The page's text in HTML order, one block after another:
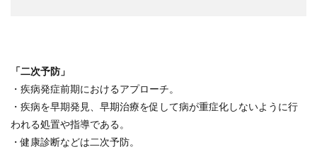
「二次予防」
・疾病発症前期におけるアプローチ。
・疾病を早期発見、早期治療を促して病が重症化しないように行
われる処置や指導である。
・健康診断などは二次予防。